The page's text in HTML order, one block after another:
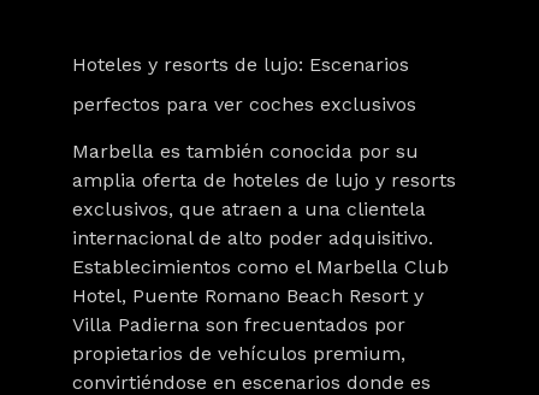
Hoteles y resorts de lujo: Escenarios
perfectos para ver coches exclusivos
Marbella es también conocida por su
amplia oferta de hoteles de lujo y resorts
exclusivos, que atraen a una clientela
internacional de alto poder adquisitivo.
Establecimientos como el Marbella Club
Hotel, Puente Romano Beach Resort y
Villa Padierna son frecuentados por
propietarios de vehículos premium,
convirtiéndose en escenarios donde es